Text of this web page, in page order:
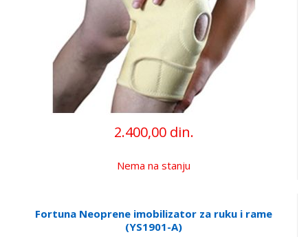
2.400,00 din.
Nema na stanju
Fortuna Neoprene imobilizator za ruku i rame
(YS1901-A)